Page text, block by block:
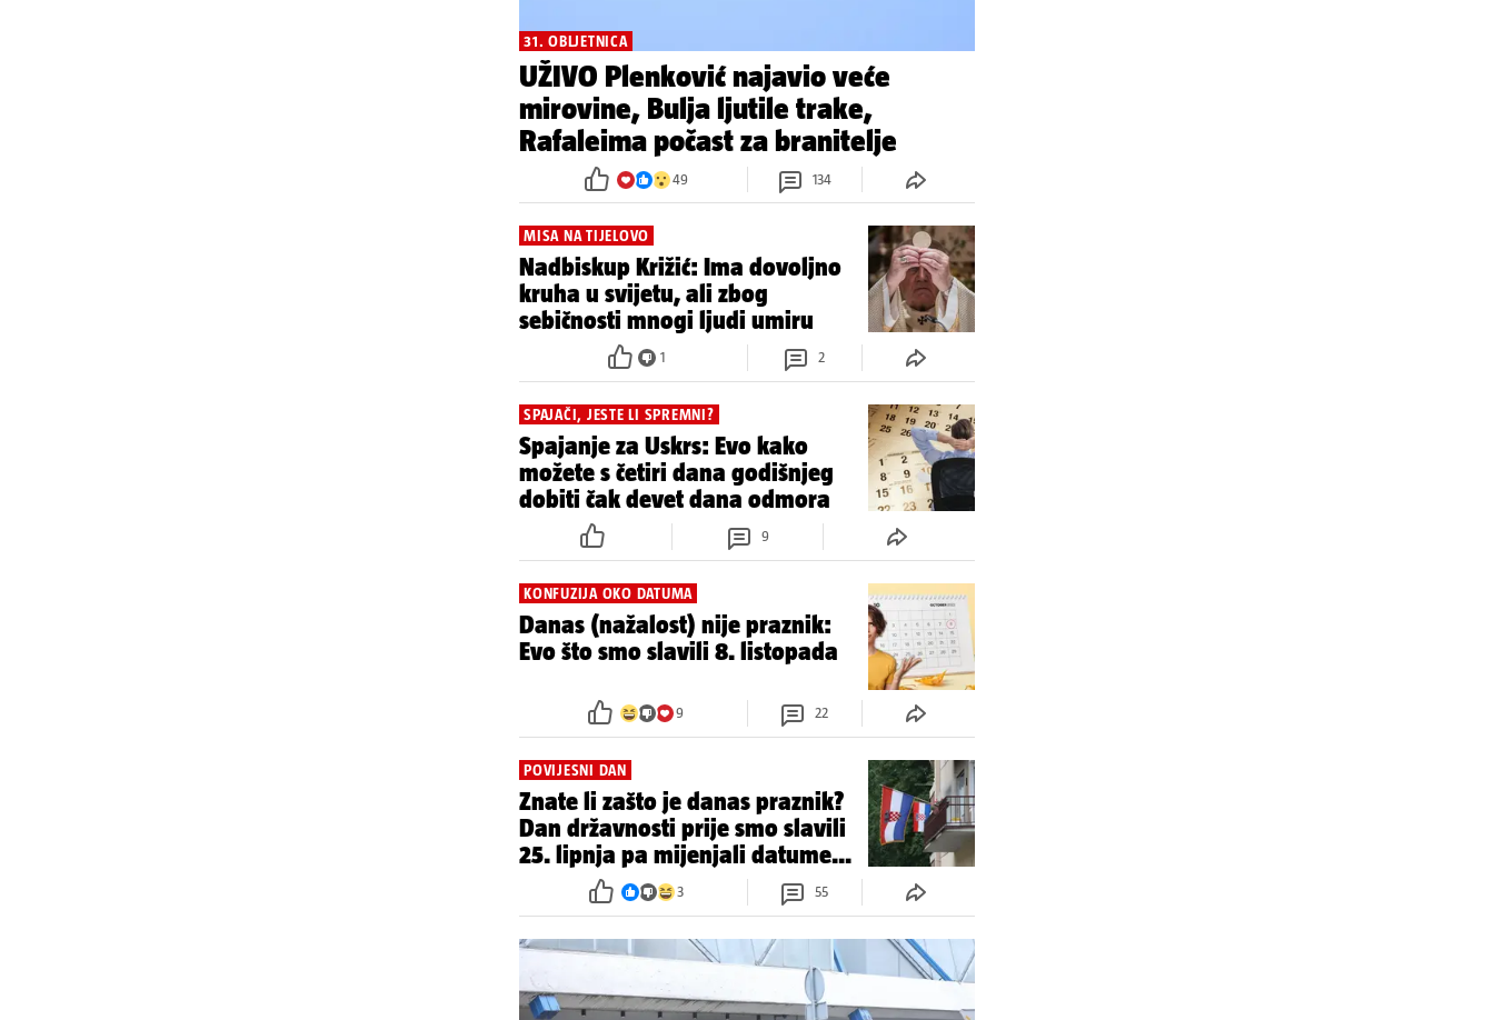
31. OBLJETNICA
UŽIVO Plenković najavio veće
mirovine, Bulja ljutile trake,
Rafaleima počast za branitelje
49 134
MISA NA TIJELOVO
Nadbiskup Križić: Ima dovoljno
kruha u svijetu, ali zbog
sebičnosti mnogi ljudi umiru
1 2
SPAJAČI, JESTE LI SPREMNI?
Spajanje za Uskrs: Evo kako
možete s četiri dana godišnjeg
dobiti čak devet dana odmora
9
KONFUZIJA OKO DATUMA
Danas (nažalost) nije praznik:
Evo što smo slavili 8. listopada
9 22
POVIJESNI DAN
Znate li zašto je danas praznik?
Dan državnosti prije smo slavili
25. lipnja pa mijenjali datume...
3 55